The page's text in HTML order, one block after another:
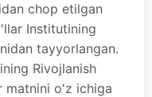
chop etilgan
Institutining
tayyorlangan.
Rivojlanish
matnini o'z ichiga